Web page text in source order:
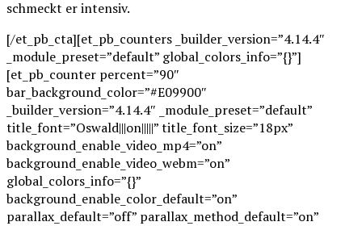
schmeckt er intensiv.
[/et_pb_cta][et_pb_counters _builder_version=”4.14.4″
_module_preset=”default” global_colors_info=”{}”]
[et_pb_counter percent=”90″
bar_background_color=”#E09900″
_builder_version=”4.14.4″ _module_preset=”default”
title_font=”Oswald|||on|||||” title_font_size=”18px”
background_enable_video_mp4=”on”
background_enable_video_webm=”on”
global_colors_info=”{}”
background_enable_color_default=”on”
parallax_default=”off” parallax_method_default=”on”